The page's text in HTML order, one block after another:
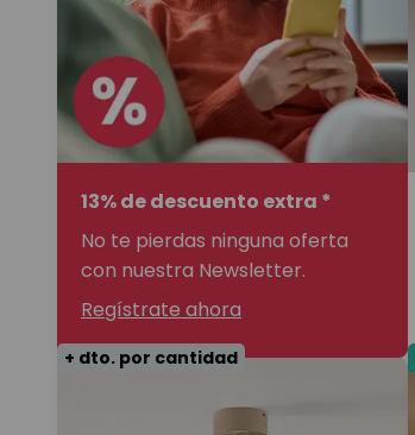
13% de descuento extra *
No te pierdas ninguna oferta
con nuestra Newsletter.
Regístrate ahora
+ dto. por cantidad